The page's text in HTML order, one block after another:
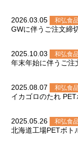
2026.03.05 和弘食品
GWに伴うご注文締
2025.10.03 和弘食品
年末年始に伴うご注
2025.08.07 和弘食品
イカゴロのたれ
2025.05.26 和弘食品
北海道工場PETボト